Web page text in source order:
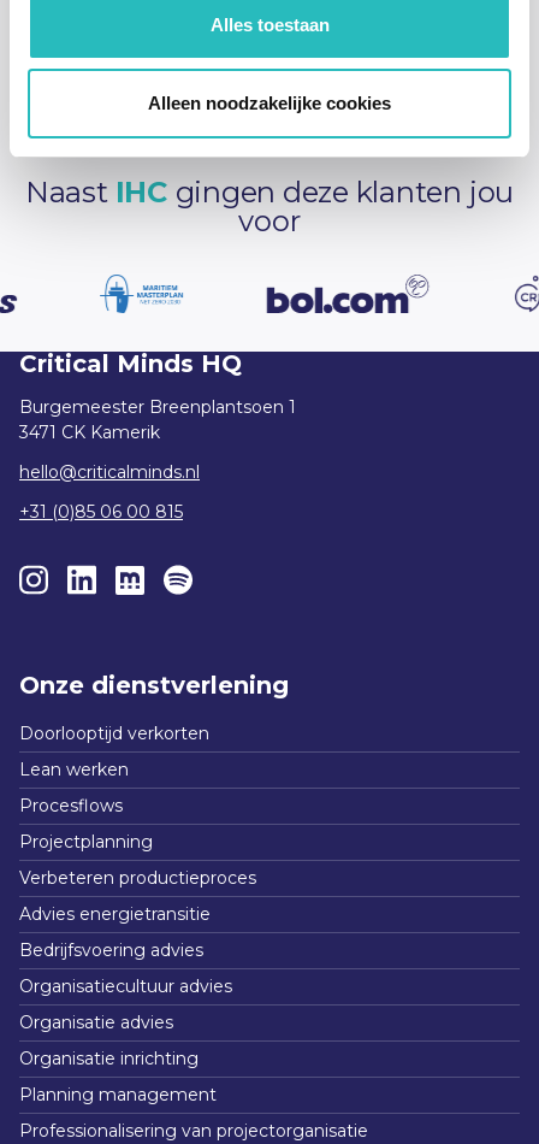
Alles toestaan
Alleen noodzakelijke cookies
Kom kennis maken, koffie / thee?
Naast IHC gingen deze klanten jou
voor
Onze dienstverlening
Doorlooptijd verkorten
Lean werken
Procesflows
Projectplanning
Verbeteren productieproces
Advies energietransitie
Bedrijfsvoering advies
Organisatiecultuur advies
Organisatie advies
Organisatie inrichting
Planning management
Professionalisering van projectorganisatie
Critical Minds HQ
Burgemeester Breenplantsoen 1
3471 CK Kamerik
hello@criticalminds.nl
+31 (0)85 06 00 815